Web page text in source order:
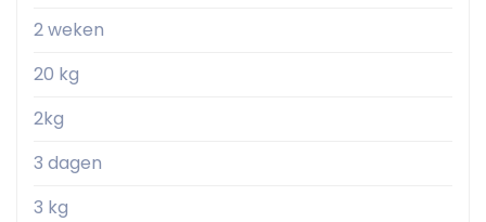
2 weken
20 kg
2kg
3 dagen
3 kg